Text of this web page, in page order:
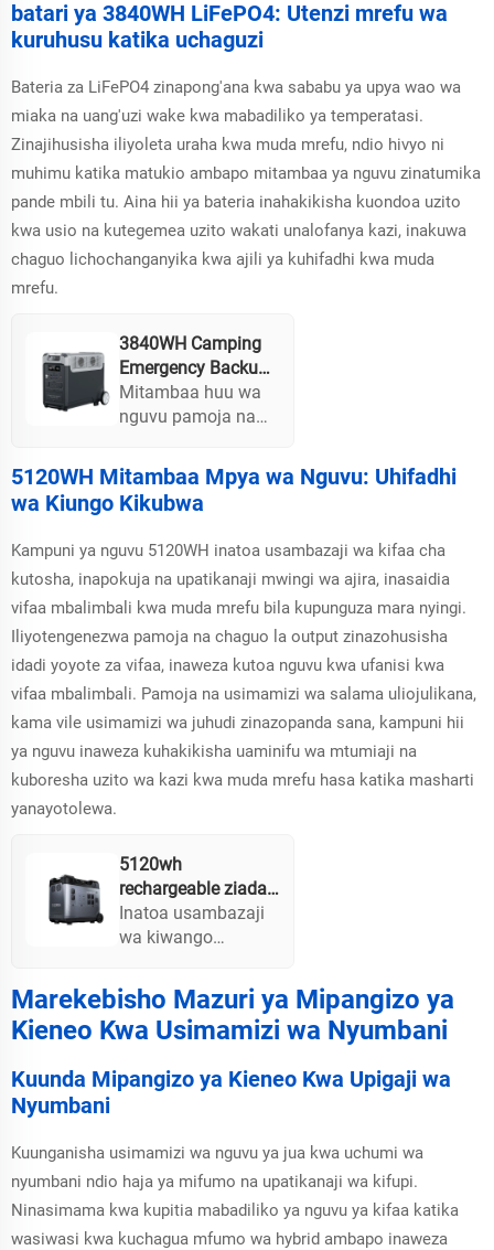
System
nguvu ndogo na
effektivu ambalo ni
ya nje, matatizo, na
maisha ya upole.
Dizaini yake ya
uzito ndogo na
mbao
zinazotengenezwa
huwezesha
uchaguzi na
batari ya 3840WH LiFePO4: Utenzi mrefu wa
kuruhusu katika uchaguzi
Bateria za LiFePO4 zinapong'ana kwa sababu ya upya wao wa
miaka na uang'uzi wake kwa mabadiliko ya temperatasi.
Zinajihusisha iliyoleta uraha kwa muda mrefu, ndio hivyo ni
muhimu katika matukio ambapo mitambaa ya nguvu zinatumika
pande mbili tu. Aina hii ya bateria inahakikisha kuondoa uzito
kwa usio na kutegemea uzito wakati unalofanya kazi, inakuwa
chaguo lichochanganyika kwa ajili ya kuhifadhi kwa muda
mrefu.
3840WH Camping
Emergency Backup
3600w LiFepo4
Battery Solar
ya Kienergia ya
Nyumbani Portable
Power Station
Mitambaa huu wa
nguvu pamoja na
inahakikisha
uhifadhi wa muda
mrefu na kuondoa
inaweza kubakia na
kiungo cha nguvu
kwa muda mrefu,
inachagua vizuri
kwa kutumia pande
mbili tu.
5120WH Mitambaa Mpya wa Nguvu: Uhifadhi
wa Kiungo Kikubwa
Kampuni ya nguvu 5120WH inatoa usambazaji wa kifaa cha
kutosha, inapokuja na upatikanaji mwingi wa ajira, inasaidia
vifaa mbalimbali kwa muda mrefu bila kupunguza mara nyingi.
Iliyotengenezwa pamoja na chaguo la output zinazohusisha
idadi yoyote za vifaa, inaweza kutoa nguvu kwa ufanisi kwa
vifaa mbalimbali. Pamoja na usimamizi wa salama uliojulikana,
kama vile usimamizi wa juhudi zinazopanda sana, kampuni hii
ya nguvu inaweza kuhakikisha uaminifu wa mtumiaji na
kuboresha uzito wa kazi kwa muda mrefu hasa katika masharti
yanayotolewa.
5120wh
rechargeable ziada
nguvu maishapo4
betri dharura
kituo cha umeme
4000w
Inatoa usambazaji
wa kiwango
nyingi, kampuni hii
ya nguvu inasaidia
vifaa mbalimbali
inajumuisha
salama, inaweza
kutetea kwa
uaminifu wa muda
mrefu.
Marekebisho Mazuri ya Mipangizo ya
Kieneo Kwa Usimamizi wa Nyumbani
Kuunda Mipangizo ya Kieneo Kwa Upigaji wa
Nyumbani
Kuunganisha usimamizi wa nguvu ya jua kwa uchumi wa
nyumbani ndio haja ya mifumo na upatikanaji wa kifupi.
Ninasimama kwa kupitia mabadiliko ya nguvu ya kifaa katika
wasiwasi kwa kuchagua mfumo wa hybrid ambapo inaweza